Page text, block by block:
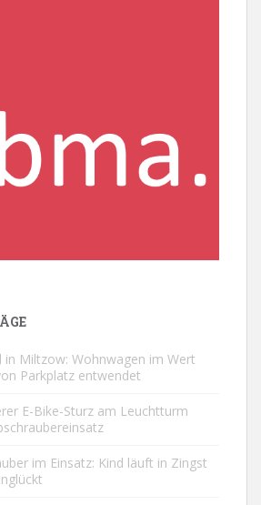
in Miltzow: Wohnwagen im Wert
Parkplatz entwendet
E-Bike-Sturz am Leuchtturm
im Einsatz: Kind läuft in Zingst